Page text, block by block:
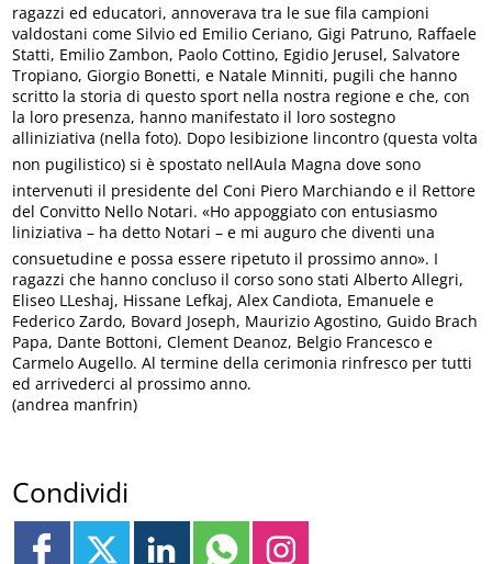
ragazzi ed educatori, annoverava tra le sue fila campioni
valdostani come Silvio ed Emilio Ceriano, Gigi Patruno, Raffaele
Statti, Emilio Zambon, Paolo Cottino, Egidio Jerusel, Salvatore
Tropiano, Giorgio Bonetti, e Natale Minniti, pugili che hanno
scritto la storia di questo sport nella nostra regione e che, con
la loro presenza, hanno manifestato il loro sostegno
alliniziativa (nella foto). Dopo lesibizione lincontro (questa volta
non pugilistico) si è spostato nellAula Magna dove sono
intervenuti il presidente del Coni Piero Marchiando e il Rettore
del Convitto Nello Notari. «Ho appoggiato con entusiasmo
liniziativa – ha detto Notari – e mi auguro che diventi una
consuetudine e possa essere ripetuto il prossimo anno». I
ragazzi che hanno concluso il corso sono stati Alberto Allegri,
Eliseo LLeshaj, Hissane Lefkaj, Alex Candiota, Emanuele e
Federico Zardo, Bovard Joseph, Maurizio Agostino, Guido Brach
Papa, Dante Bottoni, Clement Deanoz, Belgio Francesco e
Carmelo Augello. Al termine della cerimonia rinfresco per tutti
ed arrivederci al prossimo anno.
(andrea manfrin)
Condividi